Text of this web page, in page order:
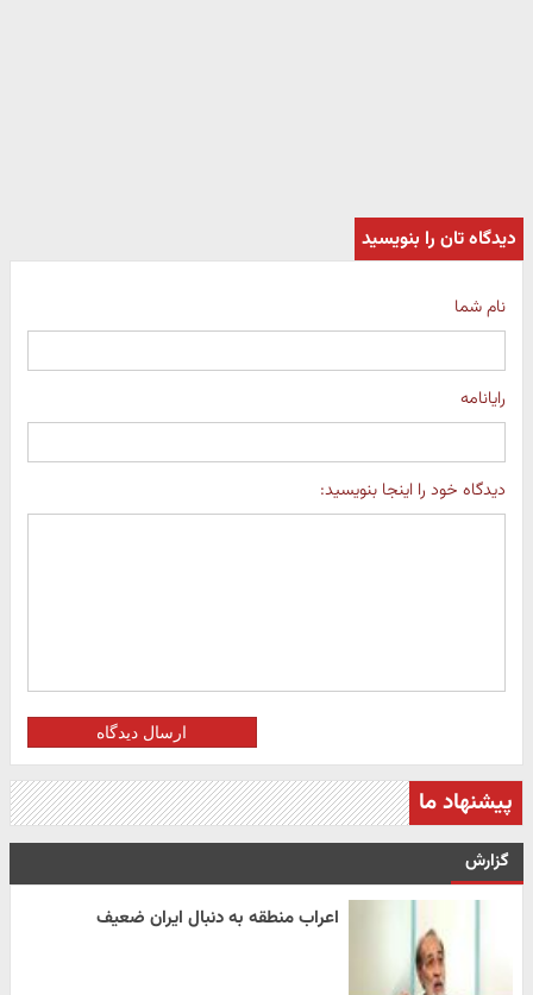
دیدگاه تان را بنویسید
نام شما
رایانامه
دیدگاه خود را اینجا بنویسید:
ارسال دیدگاه
پیشنهاد ما
گزارش
اعراب منطقه به دنبال ایران ضعیف